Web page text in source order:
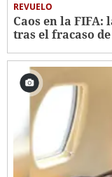
REVUELO
Caos en la
tras el fracaso